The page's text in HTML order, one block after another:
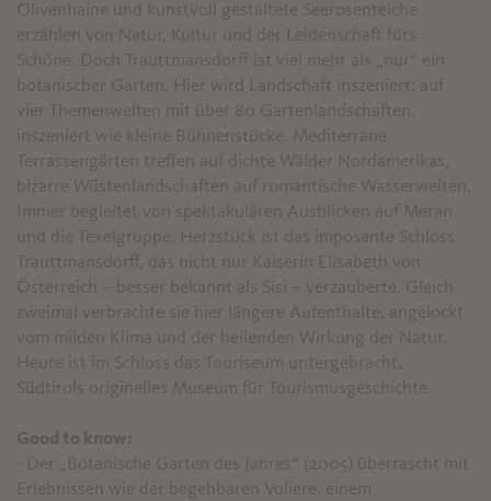
Olivenhaine und kunstvoll gestaltete Seerosenteiche
erzählen von Natur, Kultur und der Leidenschaft fürs
Schöne. Doch Trauttmansdorff ist viel mehr als „nur“ ein
botanischer Garten. Hier wird Landschaft inszeniert: auf
vier Themenwelten mit über 80 Gartenlandschaften,
inszeniert wie kleine Bühnenstücke. Mediterrane
Terrassengärten treffen auf dichte Wälder Nordamerikas,
bizarre Wüstenlandschaften auf romantische Wasserwelten.
Immer begleitet von spektakulären Ausblicken auf Meran
und die Texelgruppe. Herzstück ist das imposante Schloss
Trauttmansdorff, das nicht nur Kaiserin Elisabeth von
Österreich – besser bekannt als Sisi – verzauberte. Gleich
zweimal verbrachte sie hier längere Aufenthalte, angelockt
vom milden Klima und der heilenden Wirkung der Natur.
Heute ist im Schloss das Touriseum untergebracht,
Südtirols originelles Museum für Tourismusgeschichte.
Good to know:
- Der „Botanische Garten des Jahres“ (2005) überrascht mit
Erlebnissen wie der begehbaren Voliere, einem